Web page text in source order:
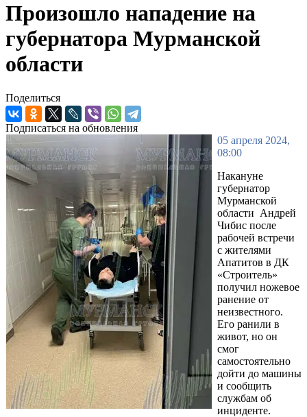
Произошло нападение на
губернатора Мурманской
области
Поделиться
Подписаться на обновления
05 апреля 2024,
08:00
Накануне
губернатор
Мурманской
области Андрей
Чибис после
рабочей встречи
с жителями
Апатитов в ДК
«Строитель»
получил ножевое
ранение от
неизвестного.
Его ранили в
живот, но он
смог
самостоятельно
дойти до машины
и сообщить
службам об
инциденте.